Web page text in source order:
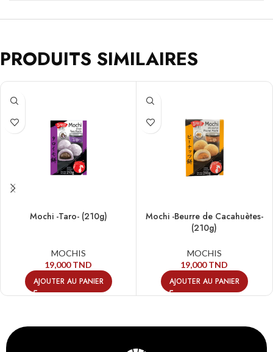
PRODUITS SIMILAIRES
Mochi -Taro- (210g)
MOCHIS
19,000TND
AJOUTER AU PANIER
Mochi -Beurre de Cacahuètes-
(210g)
MOCHIS
19,000TND
AJOUTER AU PANIER